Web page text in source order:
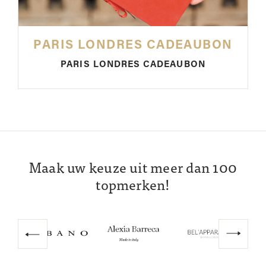
PARIS LONDRES CADEAUBON
PARIS LONDRES CADEAUBON
Maak uw keuze uit meer dan 100
topmerken!